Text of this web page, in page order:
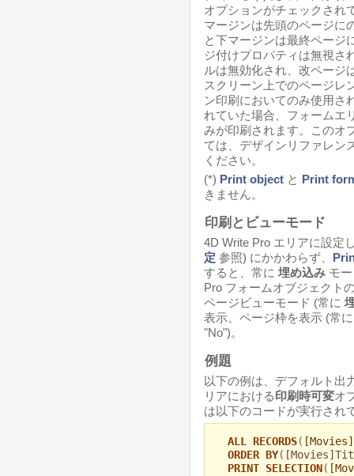
オプションがチェックされ
マージンは先頭のページに
と下マージンは最終ページ
ジ付けプロパティは無視さ
ルは無効化され、改ページ
スクリーン上でのページレ
ン印刷においてのみ使用さ
れていた場合、フォームエ
みが印刷されます。このオ
ては、デザインリファレン
ください。
(*) Print object と Print
きません。
印刷とビューモード
4D Write Pro エリアに設定
定 参照) にかかわらず、
すると、常に 埋め込み モ
Pro フォームオブジェクト
ページビューモード (常に
表示、ページ枠を表示 (常
"No")。
例題
以下の例は、デフォルト出
リアにおける印刷時可変オ
は以下のコードが実行され
ALL RECORDS( [Movies]
ORDER BY(
PRINT SELECTION(